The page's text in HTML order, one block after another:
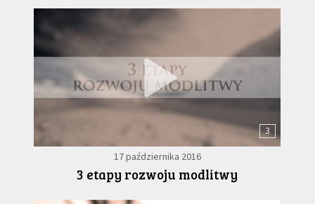
3
17 października 2016
3 etapy rozwoju modlitwy